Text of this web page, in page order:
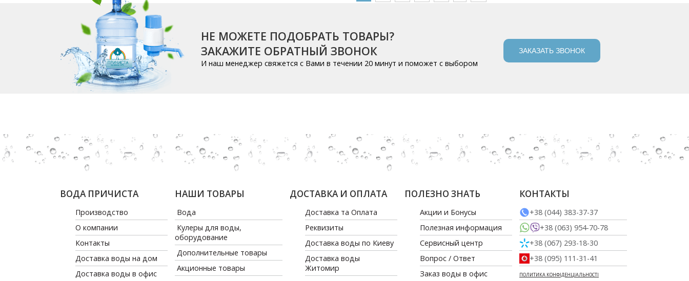
НЕ МОЖЕТЕ ПОДОБРАТЬ ТОВАРЫ?
ЗАКАЖИТЕ ОБРАТНЫЙ ЗВОНОК
И наш менеджер свяжется с Вами в течении 20 минут и поможет с выбором
ЗАКАЗАТЬ ЗВОНОК
ВОДА ПРИЧИСТА
Производство
О компании
Контакты
Доставка воды на дом
Доставка воды в офис
НАШИ ТОВАРЫ
Вода
Кулеры для воды,
оборудование
Дополнительные товары
Акционные товары
ДОСТАВКА И ОПЛАТА
Доставка та Оплата
Реквизиты
Доставка воды по Киеву
Доставка воды
Житомир
ПОЛЕЗНО ЗНАТЬ
Акции и Бонусы
Полезная информация
Сервисный центр
Вопрос / Ответ
Заказ воды в офиc
КОНТАКТЫ
+38 (044) 383-37-37
+38 (063) 954-70-78
+38 (067) 293-18-30
+38 (095) 111-31-41
ПОЛИТИКА КОНФІДЕНЦІАЛЬНОСТІ